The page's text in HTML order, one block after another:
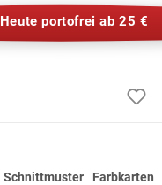
Heute portofrei ab 25 €
Schnittmuster Farbkarten